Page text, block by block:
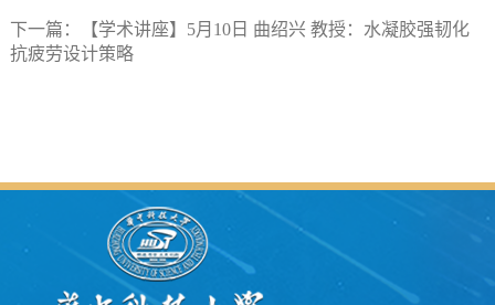
下一篇：
【学术讲座】5月10日 曲绍兴 教授：水凝胶强韧化
抗疲劳设计策略